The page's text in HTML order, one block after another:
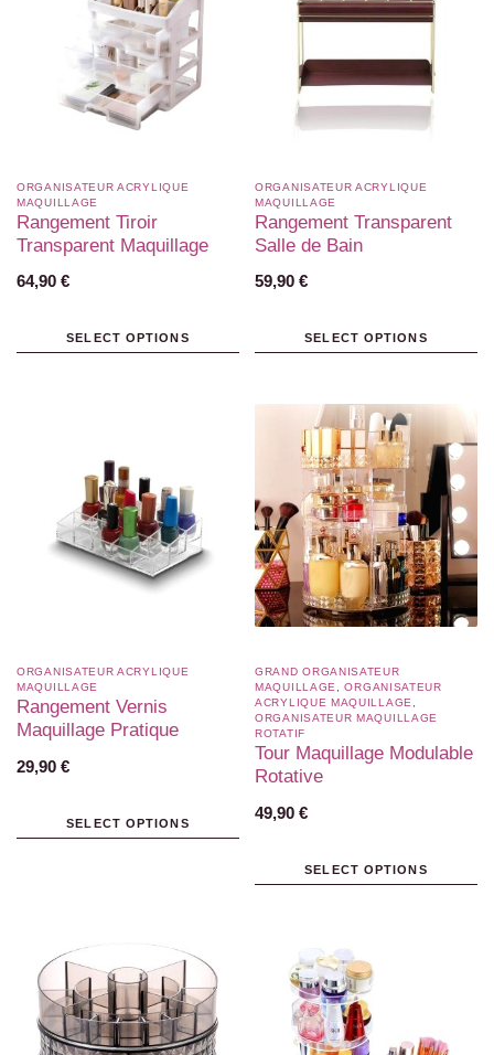
ORGANISATEUR ACRYLIQUE
MAQUILLAGE
Rangement Tiroir
Transparent Maquillage
64,90 €
SELECT OPTIONS
ORGANISATEUR ACRYLIQUE
MAQUILLAGE
Rangement Transparent
Salle de Bain
59,90 €
SELECT OPTIONS
ORGANISATEUR ACRYLIQUE
MAQUILLAGE
Rangement Vernis
Maquillage Pratique
29,90 €
SELECT OPTIONS
GRAND ORGANISATEUR
MAQUILLAGE,ORGANISATEUR
ACRYLIQUE MAQUILLAGE,
ORGANISATEUR MAQUILLAGE
ROTATIF​
Tour Maquillage Modulable
Rotative
49,90 €
SELECT OPTIONS